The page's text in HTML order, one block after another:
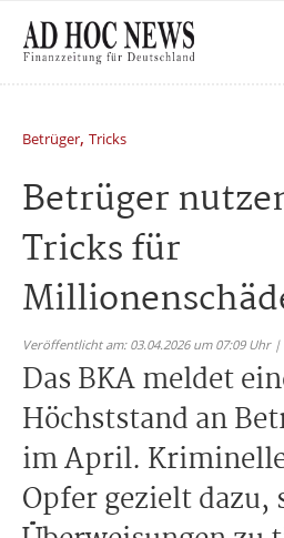
Betrüger, Tricks
Betrüger
Tricks für
Veröffentlicht am: 03.04.2026 um 07:09 Uhr
Das BKA meldet
Höchststand an
im April.
Opfer gezielt dazu,